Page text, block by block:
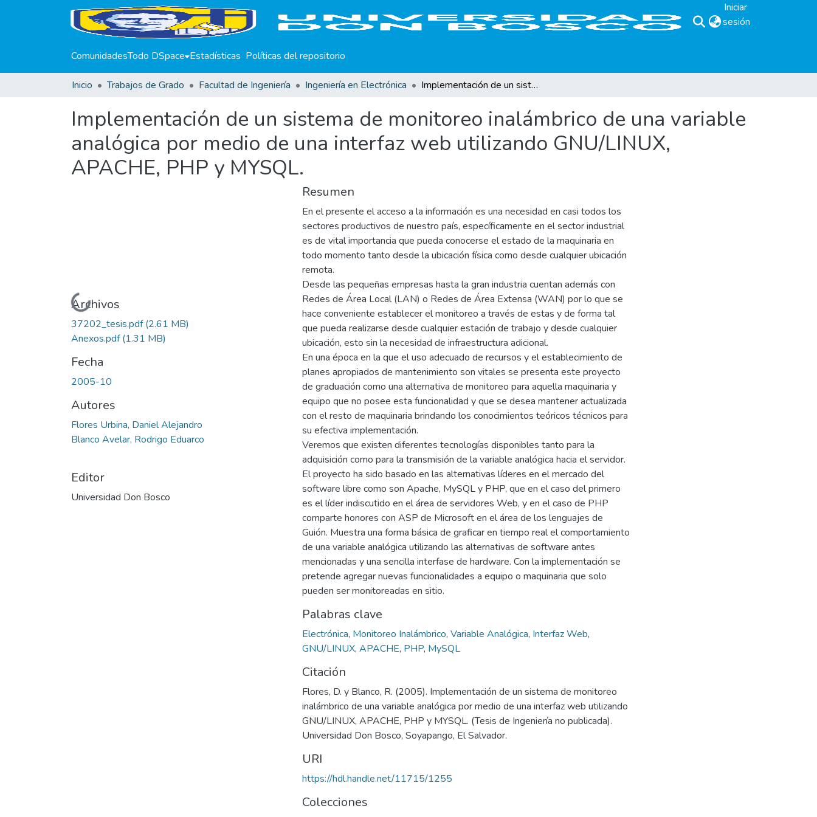
Iniciar
sesión
ComunidadesTodo DSpace Estadísticas Políticas del repositorio
Inicio Trabajos de Grado Facultad de Ingeniería Ingeniería en Electrónica Implementación de un sistema de monitoreo inalámbrico de una variable analógica por medio de una interfaz web utilizando GNU/LINUX, APACHE, PHP y MYSQL.
Implementación de un sistema de monitoreo inalámbrico de una variable
analógica por medio de una interfaz web utilizando GNU/LINUX,
APACHE, PHP y MYSQL.
Cargando...
Archivos
37202_tesis.pdf(2.61 MB)
Anexos.pdf(1.31 MB)
Fecha
2005-10
Autores
Flores Urbina, Daniel Alejandro
Blanco Avelar, Rodrigo Eduarco
Editor
Universidad Don Bosco
Resumen
En el presente el acceso a la información es una necesidad en casi todos los
sectores productivos de nuestro país, específicamente en el sector industrial
es de vital importancia que pueda conocerse el estado de la maquinaria en
todo momento tanto desde la ubicación física como desde cualquier ubicación
remota.
Desde las pequeñas empresas hasta la gran industria cuentan además con
Redes de Área Local (LAN) o Redes de Área Extensa (WAN) por lo que se
hace conveniente establecer el monitoreo a través de estas y de forma tal
que pueda realizarse desde cualquier estación de trabajo y desde cualquier
ubicación, esto sin la necesidad de infraestructura adicional.
En una época en la que el uso adecuado de recursos y el establecimiento de
planes apropiados de mantenimiento son vitales se presenta este proyecto
de graduación como una alternativa de monitoreo para aquella maquinaria y
equipo que no posee esta funcionalidad y que se desea mantener actualizada
con el resto de maquinaria brindando los conocimientos teóricos técnicos para
su efectiva implementación.
Veremos que existen diferentes tecnologías disponibles tanto para la
adquisición como para la transmisión de la variable analógica hacia el servidor.
El proyecto ha sido basado en las alternativas líderes en el mercado del
software libre como son Apache, MySQL y PHP, que en el caso del primero
es el líder indiscutido en el área de servidores Web, y en el caso de PHP
comparte honores con ASP de Microsoft en el área de los lenguajes de
Guión. Muestra una forma básica de graficar en tiempo real el comportamiento
de una variable analógica utilizando las alternativas de software antes
mencionadas y una sencilla interfase de hardware. Con la implementación se
pretende agregar nuevas funcionalidades a equipo o maquinaria que solo
pueden ser monitoreadas en sitio.
Palabras clave
Electrónica, Monitoreo Inalámbrico, Variable Analógica, Interfaz Web,
GNU/LINUX, APACHE, PHP, MySQL
Citación
Flores, D. y Blanco, R. (2005). Implementación de un sistema de monitoreo
inalámbrico de una variable analógica por medio de una interfaz web utilizando
GNU/LINUX, APACHE, PHP y MYSQL. (Tesis de Ingeniería no publicada).
Universidad Don Bosco, Soyapango, El Salvador.
URI
https://hdl.handle.net/11715/1255
Colecciones